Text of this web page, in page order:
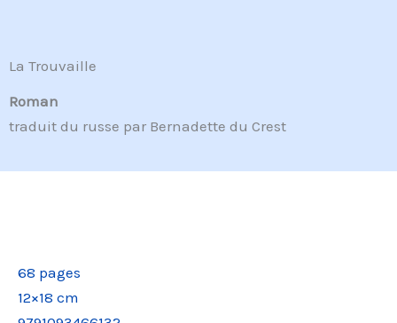
La Trouvaille
Roman
traduit du russe par Bernadette du Crest
68 pages
12×18 cm